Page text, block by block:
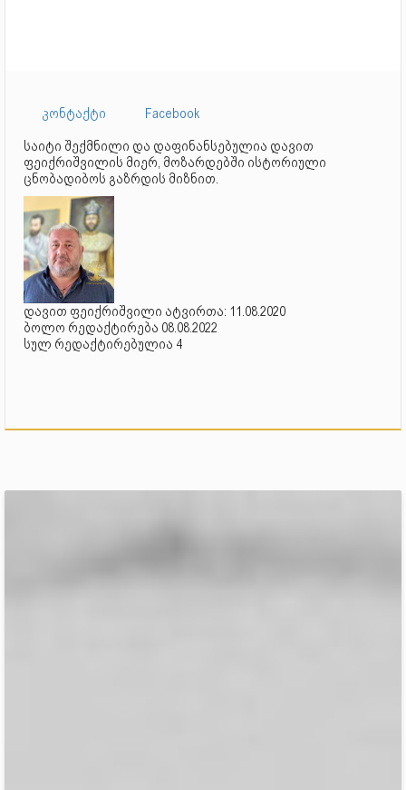
კონტაქტი
Facebook
საიტი შექმნილი და დაფინანსებულია დავით
ფეიქრიშვილის მიერ, მოზარდებში ისტორიული
ცნობადიბოს გაზრდის მიზნით.
დავით ფეიქრიშვილი ატვირთა: 11.08.2020
ბოლო რედაქტირება 08.08.2022
სულ რედაქტირებულია 4